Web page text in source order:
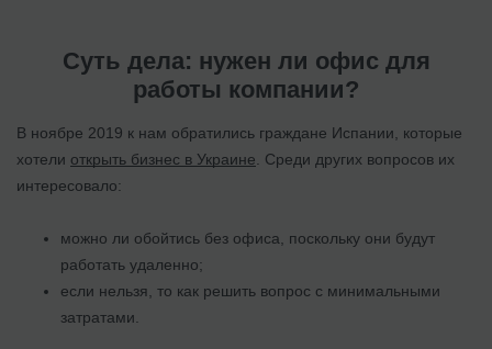
Суть дела: нужен ли офис для
работы компании?
В ноябре 2019 к нам обратились граждане Испании, которые
хотели открыть бизнес в Украине . Среди других вопросов их
интересовало:
можно ли обойтись без офиса, поскольку они будут
работать удаленно;
если нельзя, то как решить вопрос с минимальными
затратами.